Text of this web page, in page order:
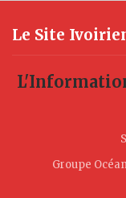
Le Site
Groupe